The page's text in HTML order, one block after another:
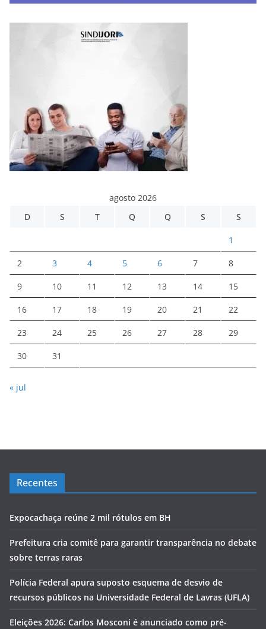
agosto 2026
D
S T Q Q S S
1
2 3 4 5 6 7 8
9 10 11 12 13 14 15
16 17 18 19 20 21 22
23 24 25 26 27 28 29
30 31
« jul
Recentes
Expocachaça reúne 2 mil rótulos em BH
Prefeitura cria comitê para garantir transparência no debate
sobre terras raras
Polícia Federal apura suposto esquema de desvio de
recursos públicos na Universidade Federal de Lavras (UFLA)
Eleições 2026: Carlos Mosconi é anunciado como pré-